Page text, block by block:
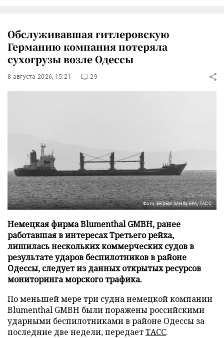
Обслуживавшая гитлеровскую
Германию компания потеряла
сухогрузы возле Одессы
8 августа 2026, 15:21 29
Фото: ERDEM SAHIN/EPA/ТАСС
Немецкая фирма Blumenthal GMBH, ранее
работавшая в интересах Третьего рейха,
лишилась нескольких коммерческих судов в
результате ударов беспилотников в районе
Одессы, следует из данных открытых ресурсов
мониторинга морского трафика.
По меньшей мере три судна немецкой компании
Blumenthal GMBH были поражены российскими
ударными беспилотниками в районе Одессы за
последние две недели, передаетТАСС.